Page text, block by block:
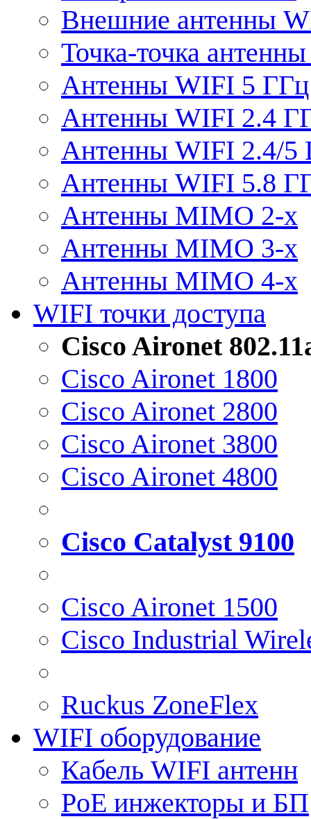
Внешние антенны
Точка-точка
Антенны WIFI 5 ГГц
Антенны WIFI 2.4
Антенны WIFI 2.4/5
Антенны WIFI 5.8
Антенны MIMO 2-x
Антенны MIMO 3-x
Антенны MIMO 4-x
WIFI точки доступа
Cisco Aironet
Cisco Aironet 1800
Cisco Aironet 2800
Cisco Aironet 3800
Cisco Aironet 4800
Cisco Catalyst 9100
Cisco Aironet 1500
Cisco Industrial
Ruckus ZoneFlex
WIFI оборудование
Кабель WIFI антенн
PoE инжекторы и БП